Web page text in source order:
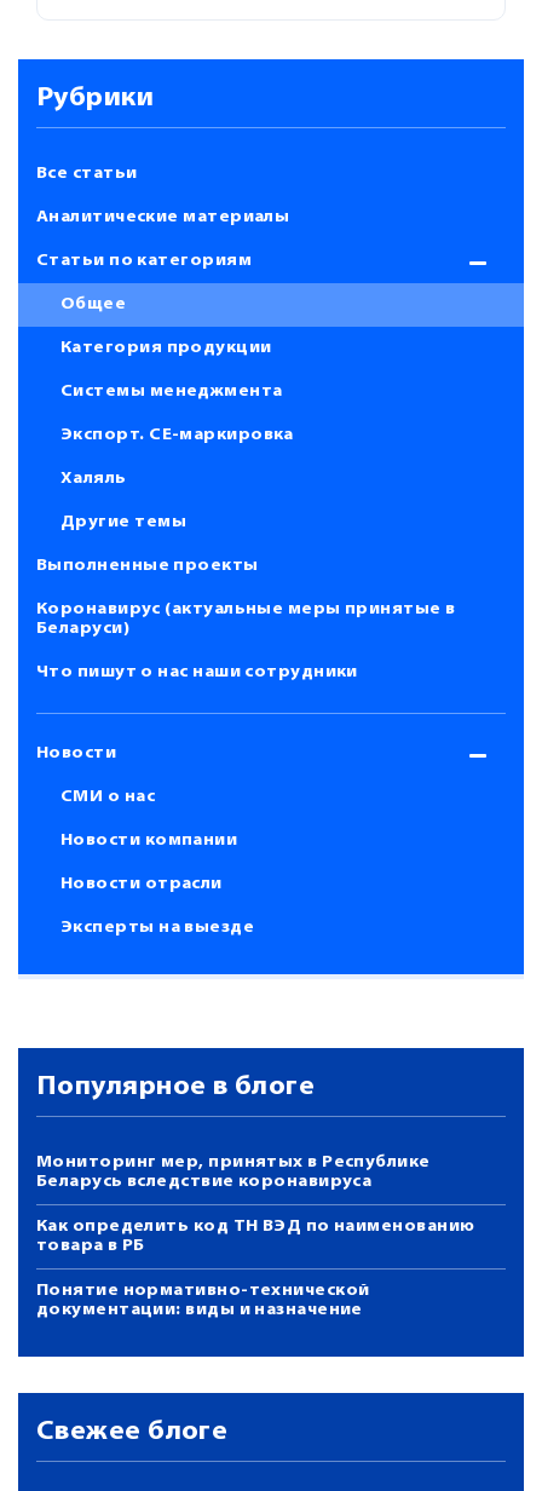
Рубрики
Все статьи
Аналитические материалы
Статьи по категориям
Общее
Категория продукции
Системы менеджмента
Экспорт. СЕ-маркировка
Халяль
Другие темы
Выполненные проекты
Коронавирус (актуальные меры принятые в
Беларуси)
Что пишут о нас наши сотрудники
Новости
СМИ о нас
Новости компании
Новости отрасли
Эксперты на выезде
Популярное в блоге
Мониторинг мер, принятых в Республике
Беларусь вследствие коронавируса
Как определить код ТН ВЭД по наименованию
товара в РБ
Понятие нормативно-технической
документации: виды и назначение
Свежее блоге